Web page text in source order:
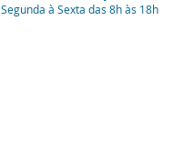
Segunda à Sexta das 8h às 18h